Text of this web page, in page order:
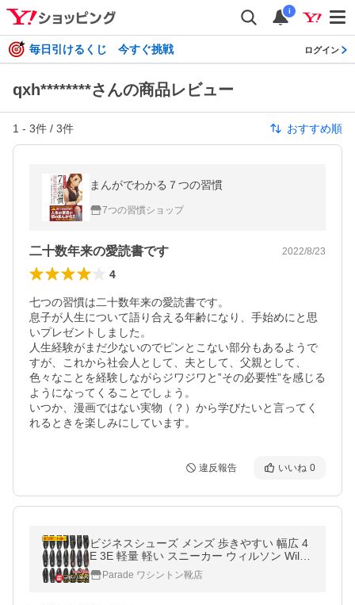
i
毎日引けるくじ 今すぐ挑戦 ログイン
qxh********さんの商品レビュー
1 - 3件 / 3件 おすすめ順
まんがでわかる７つの習慣
7つの習慣ショップ
二十数年来の愛読書です 2022/8/23
4
七つの習慣は二十数年来の愛読書です。
息子が人生について語り合える年齢になり、手始めにと思
いプレゼントしました。
人生経験がまだ少ないのでピンとこない部分もあるようで
すが、これから社会人として、夫として、父親として、
色々なことを経験しながらジワジワと‟その必要性”を感じる
ようになってくることでしょう。
いつか、漫画ではない実物（？）から学びたいと言ってく
れるときを楽しみにしています。
違反報告 いいね 0
ビジネスシューズ メンズ 歩きやすい 幅広 4
E 3E 軽量 軽い スニーカー ウィルソン Wilso
n AIR WALKING 低反発 屈曲 通気性 甲高 冠
婚葬祭 就職活動 革靴 紳士靴
Parade ワシントン靴店